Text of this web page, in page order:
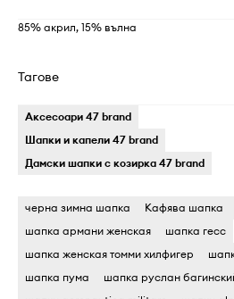
85% акрил, 15% вълна
Тагове
Аксесоари 47 brand
Шапки и капели 47 brand
Дамски шапки с козирка 47 brand
черна зимна шапка Кафява шапка
шапка армани женская
шапка гесс
шапка женская томми хилфигер
шапка пума
шапка руслан